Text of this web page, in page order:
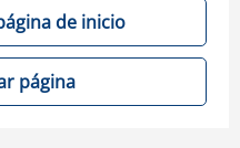
de inicio
página